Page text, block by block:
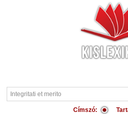
Címszó: